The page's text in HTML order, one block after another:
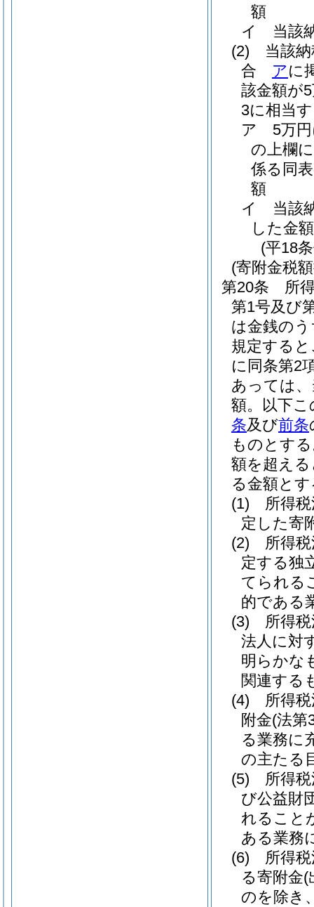
額
イ
当該
(2)
当該
合 アに
該金額が
3に相当
ア
5万
の上欄
係る同
額
イ
当該
した金額
(平18
(寄附金税
第20条
所
第1号及び
は金銭の
規定する
に同条第2
あっては
額。以下
条及び前条
ものとす
額を超え
る金額と
(1)
所得
定した寄
(2)
所得
定する独
てられる
的である
(3)
所得
法人に対
明らかな
関連する
(4)
所得
附金(法第
る業務に
の主たる
(5)
所得
び公益財
れること
ある業務
(6)
所得
る寄附金(
のを除き